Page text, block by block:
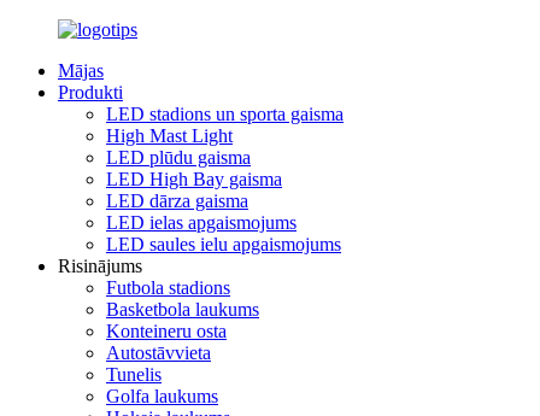
Mājas
Produkti
LED stadions un sporta gaisma
High Mast Light
LED plūdu gaisma
LED High Bay gaisma
LED dārza gaisma
LED ielas apgaismojums
LED saules ielu apgaismojums
Risinājums
Futbola stadions
Basketbola laukums
Konteineru osta
Autostāvvieta
Tunelis
Golfa laukums